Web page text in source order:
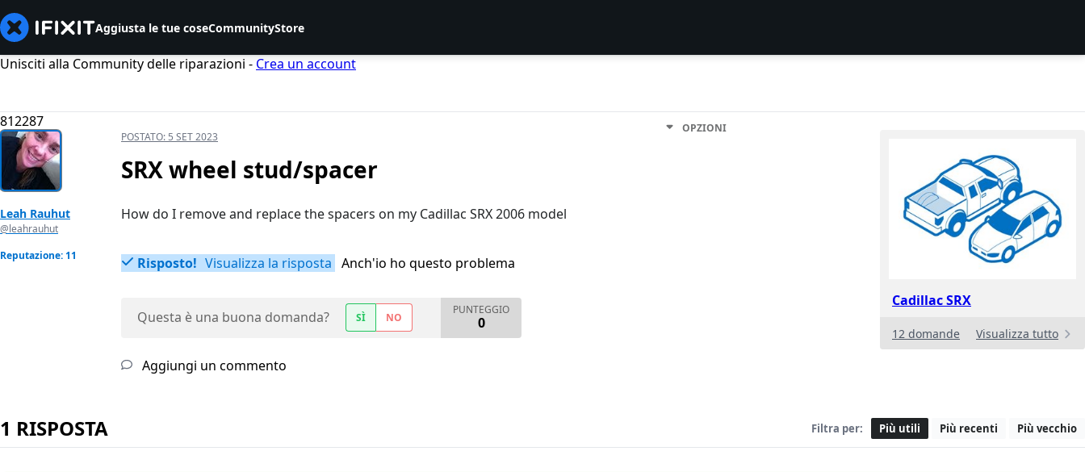
Aggiusta le tue coseCommunityStore
Unisciti alla Community delle riparazioni - Crea un account
812287
Cadillac SRX
12 domande Visualizza tutto
Leah Rauhut
@leahrauhut
Reputazione: 11
POSTATO: 5 SET 2023
OPZIONI
SRX wheel stud/spacer
How do I remove and replace the spacers on my Cadillac SRX 2006 model
Risposto! Visualizza la risposta Anch'io ho questo problema
Questa è una buona domanda? SÌ NO
PUNTEGGIO
0
Aggiungi un commento
1 RISPOSTA Filtra per: Più utili Più recenti Più vecchio